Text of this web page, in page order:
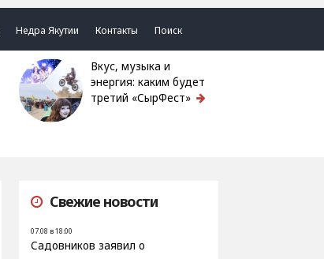
Недра Якутии Контакты Поиск
Вкус, музыка и
энергия: каким будет
третий «СырФест»
Свежие новости
07.08 в 18:00
Садовников заявил о